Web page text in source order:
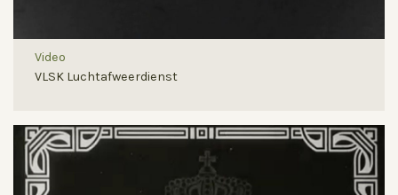
Video
VLSK Luchtafweerdienst